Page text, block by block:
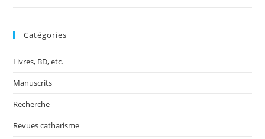
Catégories
Livres, BD, etc.
Manuscrits
Recherche
Revues catharisme